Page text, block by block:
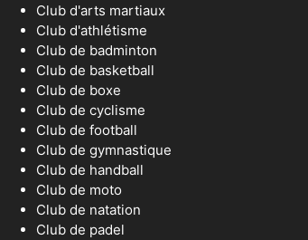
Club d'arts martiaux
Club d'athlétisme
Club de badminton
Club de basketball
Club de boxe
Club de cyclisme
Club de football
Club de gymnastique
Club de handball
Club de moto
Club de natation
Club de padel